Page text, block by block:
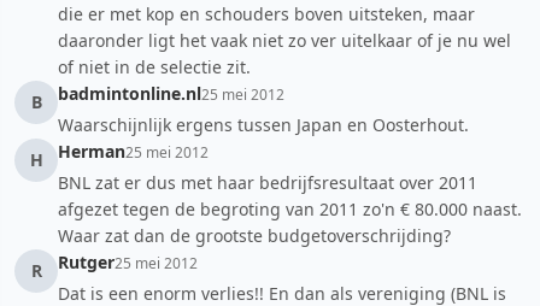
die er met kop en schouders boven uitsteken, maar
daaronder ligt het vaak niet zo ver uitelkaar of je nu wel
of niet in de selectie zit.
B
badmintonline.nl25 mei 2012
Waarschijnlijk ergens tussen Japan en Oosterhout.
H
Herman25 mei 2012
BNL zat er dus met haar bedrijfsresultaat over 2011
afgezet tegen de begroting van 2011 zo'n € 80.000 naast.
Waar zat dan de grootste budgetoverschrijding?
R
Rutger25 mei 2012
Dat is een enorm verlies!! En dan als vereniging (BNL is